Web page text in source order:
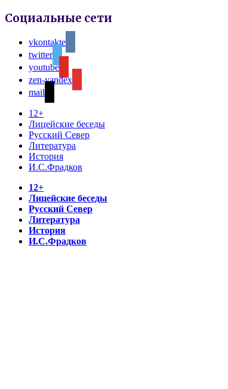
Социальные сети
vkontakte
twitter
youtube
zen-yandex
mail
12+
Лицейские беседы
Русский Север
Литература
История
И.С.Фрадков
12+
Лицейские беседы
Русский Север
Литература
История
И.С.Фрадков